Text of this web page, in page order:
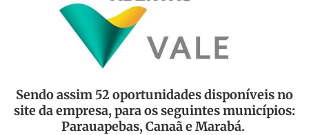
Sendo assim 52 oportunidades disponíveis no
site da empresa, para os seguintes municípios:
Parauapebas, Canaã e Marabá.